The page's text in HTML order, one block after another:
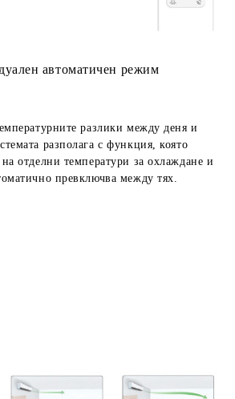
автоматичен режим
разлики между деня и
разполага с функция, която
на отделни температури за охлаждане и
превключва между тях.